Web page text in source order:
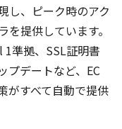
し、ピーク時のアク
提供しています。
1準拠、SSL証明書
プデートなど、EC
がすべて自動で提供